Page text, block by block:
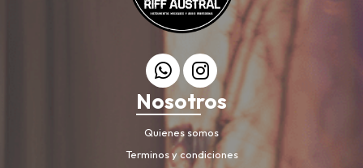
Nosotros
Quienes somos
Terminos y condiciones